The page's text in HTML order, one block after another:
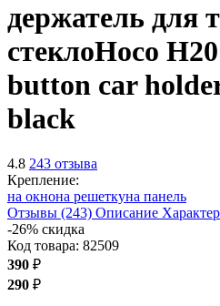
держатель для
стеклоHoco
button car
black
4.8 243 отзыва
Крепление:
на окнона решеткуна панель
Отзывы (243) Описание
-26% скидка
Код товара: 82509
390 ₽
290 ₽